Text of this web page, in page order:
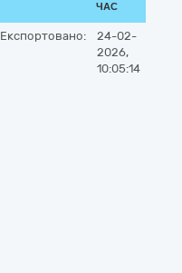
ЧАС
Експортовано:
24-02-
2026,
10:05:14